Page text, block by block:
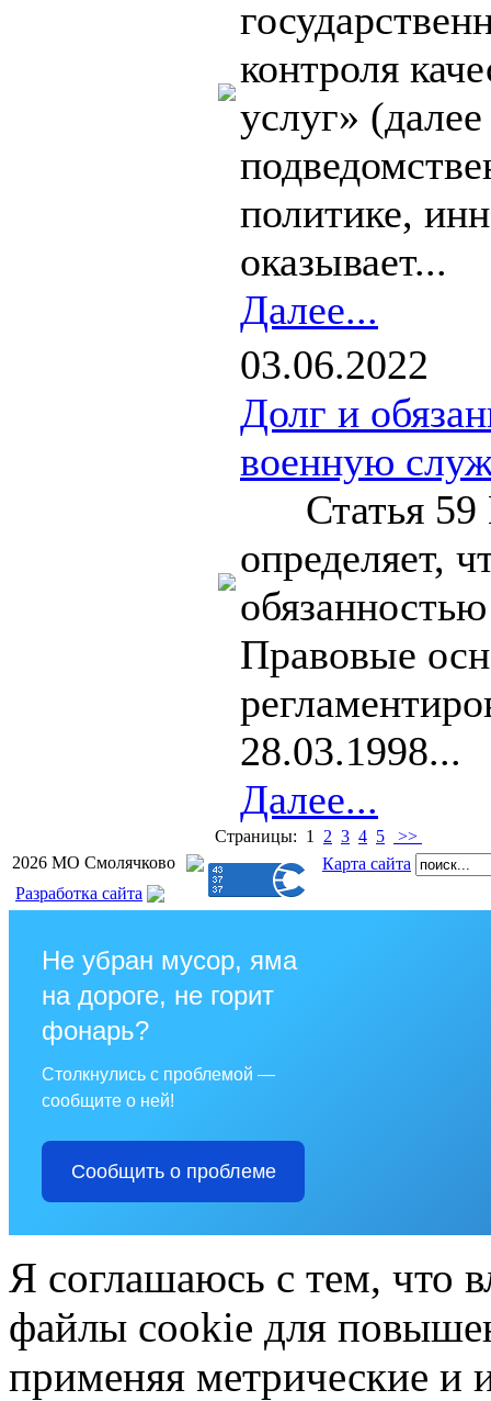
контроля
услуг»
политике,
оказывает...
Далее...
03.06.2022
Долг и
военную
Статья 59
определяет,
Правовые
28.03.1998...
Далее...
Страницы: 1 2 3 4 5
>>
2026 МО Смолячково
Карта сайта
Разработка сайта
Не убран мусор, яма
на дороге, не горит
фонарь?
Столкнулись с проблемой —
сообщите о ней!
Сообщить о проблеме
Я соглашаюсь с тем, что
файлы cookie для
применяя метрические и